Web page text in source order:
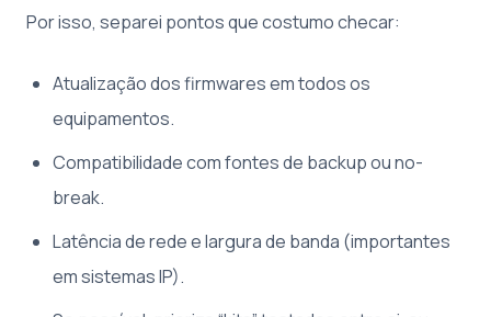
Por isso, separei pontos que costumo checar:
Atualização dos firmwares em todos os
equipamentos.
Compatibilidade com fontes de backup ou no-
break.
Latência de rede e largura de banda (importantes
em sistemas IP).